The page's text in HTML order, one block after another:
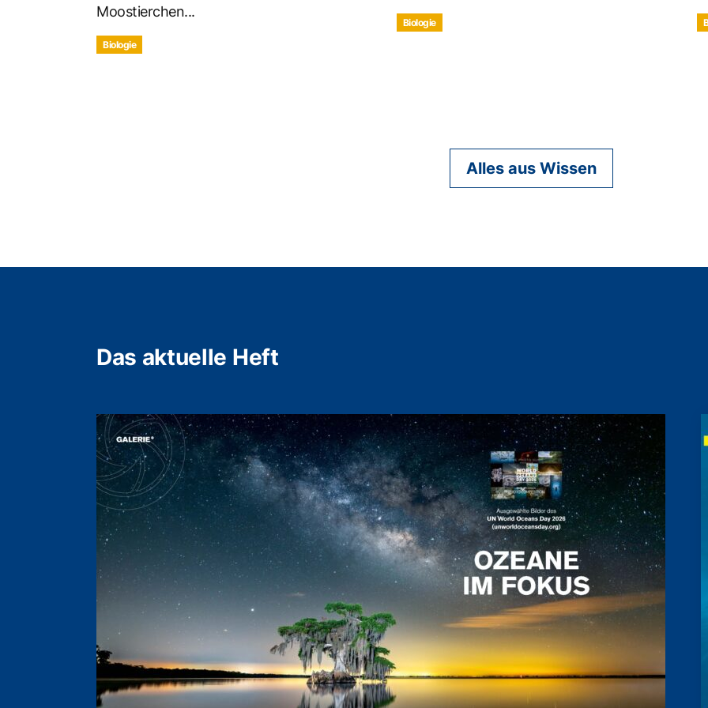
Moostierchen...
Biologie
Biologie
Alles aus Wissen
Das aktuelle Heft